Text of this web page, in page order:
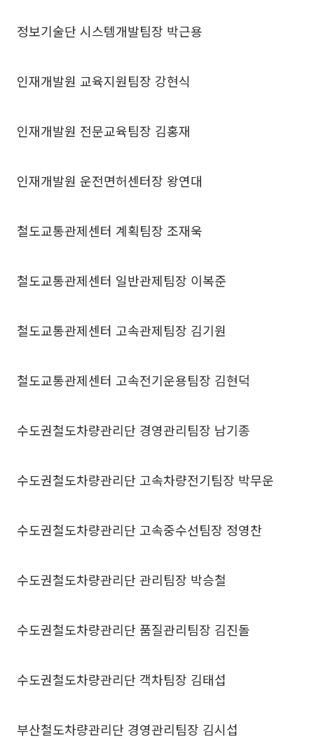
정보기술단 시스템개발팀장 박근용
인재개발원 교육지원팀장 강현식
인재개발원 전문교육팀장 김홍재
인재개발원 운전면허센터장 왕연대
철도교통관제센터 계획팀장 조재욱
철도교통관제센터 일반관제팀장 이복준
철도교통관제센터 고속관제팀장 김기원
철도교통관제센터 고속전기운용팀장 김현덕
수도권철도차량관리단 경영관리팀장 남기종
수도권철도차량관리단 고속차량전기팀장 박무운
수도권철도차량관리단 고속중수선팀장 정영찬
수도권철도차량관리단 관리팀장 박승철
수도권철도차량관리단 품질관리팀장 김진돌
수도권철도차량관리단 객차팀장 김태섭
부산철도차량관리단 경영관리팀장 김시섭